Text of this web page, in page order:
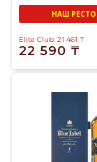
НАШ
Elite Club: 21 461 ₸
22 590 ₸